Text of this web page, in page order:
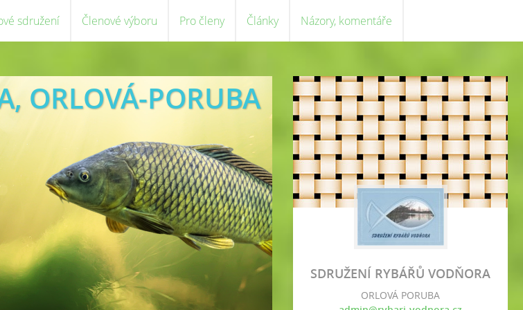
sdružení Členové výboru Pro členy Články Názory, komentáře
ORLOVÁ-PORUBA
SDRUŽENÍ RYBÁŘŮ VODŇORA
ORLOVÁ PORUBA